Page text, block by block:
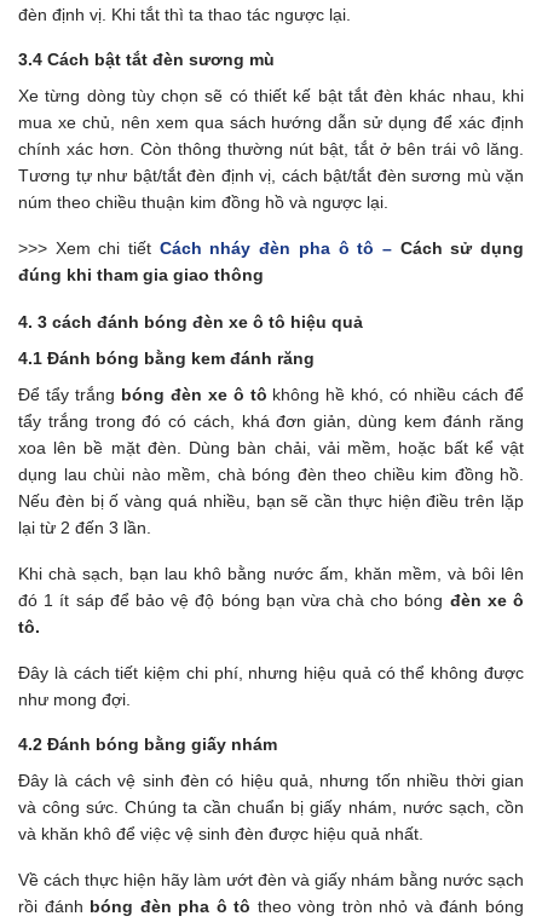
đèn định vị. Khi tắt thì ta thao tác ngược lại.
3.4 Cách bật tắt đèn sương mù
Xe từng dòng tùy chọn sẽ có thiết kế bật tắt đèn khác nhau, khi
mua xe chủ, nên xem qua sách hướng dẫn sử dụng để xác định
chính xác hơn. Còn thông thường nút bật, tắt ở bên trái vô lăng.
Tương tự như bật/tắt đèn định vị, cách bật/tắt đèn sương mù vặn
núm theo chiều thuận kim đồng hồ và ngược lại.
>>> Xem chi tiết Cách nháy đèn pha ô tô –Cách sử dụng
đúng khi tham gia giao thông
4. 3 cách đánh bóng đèn xe ô tô hiệu quả
4.1 Đánh bóng bằng kem đánh răng
Để tẩy trắng bóng đèn xe ô tô không hề khó, có nhiều cách để
tẩy trắng trong đó có cách, khá đơn giản, dùng kem đánh răng
xoa lên bề mặt đèn. Dùng bàn chải, vải mềm, hoặc bất kể vật
dụng lau chùi nào mềm, chà bóng đèn theo chiều kim đồng hồ.
Nếu đèn bị ố vàng quá nhiều, bạn sẽ cần thực hiện điều trên lặp
lại từ 2 đến 3 lần.
Khi chà sạch, bạn lau khô bằng nước ấm, khăn mềm, và bôi lên
đó 1 ít sáp để bảo vệ độ bóng bạn vừa chà cho bóng đèn xe ô
tô.
Đây là cách tiết kiệm chi phí, nhưng hiệu quả có thể không được
như mong đợi.
4.2 Đánh bóng bằng giấy nhám
Đây là cách vệ sinh đèn có hiệu quả, nhưng tốn nhiều thời gian
và công sức. Chúng ta cần chuẩn bị giấy nhám, nước sạch, cồn
và khăn khô để việc vệ sinh đèn được hiệu quả nhất.
Về cách thực hiện hãy làm ướt đèn và giấy nhám bằng nước sạch
rồi đánh bóng đèn pha ô tô theo vòng tròn nhỏ và đánh bóng